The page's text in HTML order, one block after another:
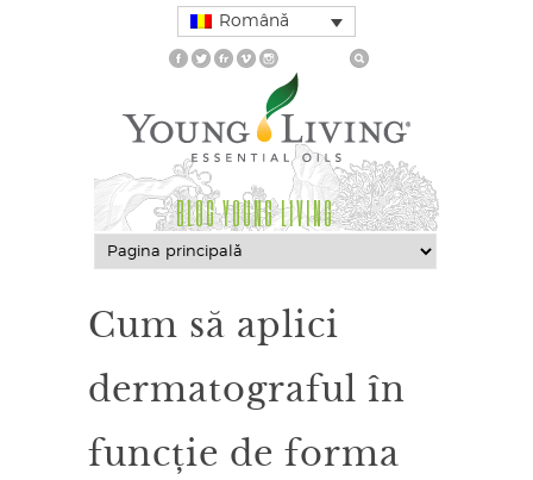
Română
BLOG YOUNG LIVING
Cum să aplici
dermatograful în
funcție de forma